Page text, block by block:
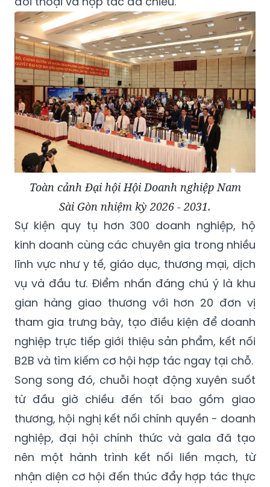
Toàn cảnh Đại hội Hội Doanh nghiệp Nam
Sài Gòn nhiệm kỳ 2026 - 2031.
Sự kiện quy tụ hơn 300 doanh nghiệp, hộ
kinh doanh cùng các chuyên gia trong nhiều
lĩnh vực như y tế, giáo dục, thương mại, dịch
vụ và đầu tư. Điểm nhấn đáng chú ý là khu
gian hàng giao thương với hơn 20 đơn vị
tham gia trưng bày, tạo điều kiện để doanh
nghiệp trực tiếp giới thiệu sản phẩm, kết nối
B2B và tìm kiếm cơ hội hợp tác ngay tại chỗ.
Song song đó, chuỗi hoạt động xuyên suốt
từ đầu giờ chiều đến tối bao gồm giao
thương, hội nghị kết nối chính quyền - doanh
nghiệp, đại hội chính thức và gala đã tạo
nên một hành trình kết nối liền mạch, từ
nhận diện cơ hội đến thúc đẩy hợp tác thực